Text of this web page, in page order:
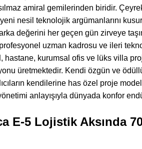
amiral gemilerinden biridir.
nesil teknolojik argümanlarını
değerini her geçen gün zirveye
uzman kadrosu ve ileri
hastane, kurumsal ofis ve lüks villa
üretmektedir. Kendi özgün ve
kendilerine has özel proje
anlayışıyla dünyada konfor
E-5 Lojistik Aksında